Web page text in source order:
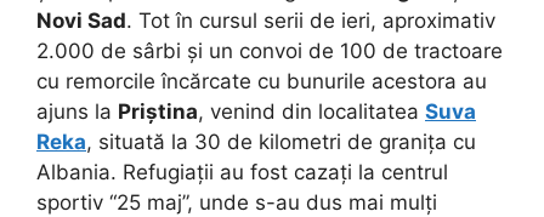
Novi Sad. Tot în cursul serii de ieri, aproximativ
2.000 de sârbi și un convoi de 100 de tractoare
cu remorcile încărcate cu bunurile acestora au
ajuns la Priștina, venind din localitatea Suva
Reka, situată la 30 de kilometri de granița cu
Albania. Refugiații au fost cazați la centrul
sportiv “25 maj”, unde s-au dus mai mulți